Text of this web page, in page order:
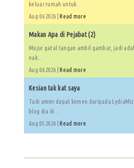
keluar rumah untuk...
Aug 06 2026 | Read more
Makan Apa di Pejabat (2)
Mujur gatal tangan ambil gambar, jadi
nak...
Aug 06 2026 | Read more
Kesian tak kat saya
Tadi ammi dapat komen daripada
blog dia di...
Aug 05 2026 | Read more